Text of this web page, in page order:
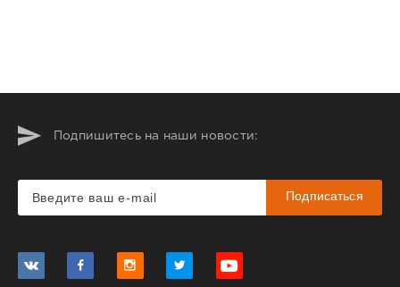
Подпишитесь на наши новости:
Подписаться